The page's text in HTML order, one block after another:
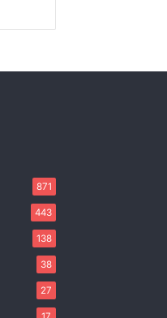
871
443
138
38
27